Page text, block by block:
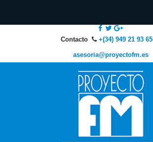
Contacto +(34) 949 21 93 65
asesoria@proyectofm.es